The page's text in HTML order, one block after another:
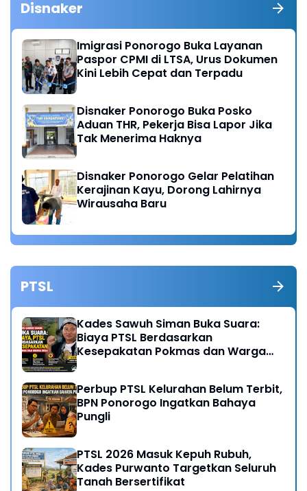
Disnaker
Imigrasi Ponorogo Buka Layanan
Paspor CPMI di LTSA, Urus Dokumen
Kini Lebih Cepat dan Terpadu
Disnaker Ponorogo Buka Posko
Aduan THR, Pekerja Bisa Lapor Jika
Tak Menerima Haknya
Disnaker Ponorogo Gelar Pelatihan
Kerajinan Kayu, Dorong Lahirnya
Wirausaha Baru
PTSL
Kades Sawuh Siman Buka Suara:
Biaya PTSL Berdasarkan
Kesepakatan Pokmas dan Warga
Perbup PTSL Kelurahan Belum Terbit,
BPN Ponorogo Ingatkan Bahaya
Pungli
PTSL 2026 Masuk Kepuh Rubuh,
Kades Purwanto Targetkan Seluruh
Tanah Bersertifikat